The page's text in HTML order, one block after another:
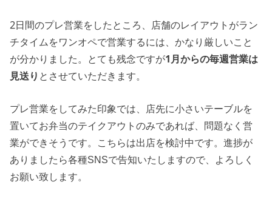
2日間のプレ営業をしたところ、店舗のレイアウトがラン
チタイムをワンオペで営業するには、かなり厳しいこと
が分かりました。とても残念ですが1月からの毎週営業は
見送り とさせていただきます。
プレ営業をしてみた印象では、店先に小さいテーブルを
置いてお弁当のテイクアウトのみであれば、問題なく営
業ができそうです。こちらは出店を検討中です。進捗が
ありましたら各種SNSで告知いたしますので、よろしく
お願い致します。